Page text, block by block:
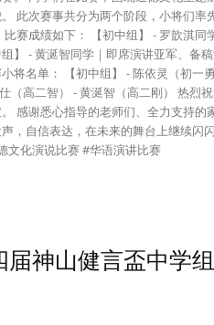
此次赛事共分为两个阶段，小将们率
赛成绩如下： 【初中组】 - 罗歆淇同
】 - 黄涎智同学｜即席演讲亚军、备
将名单： 【初中组】 - 陈依灵（初一
（高二智） - 黄涎智（高二刚） 热烈
感谢悉心指导的老师们、全力支持的
，自信表达，在未来的舞台上继续闪
化演说比赛 #华语演讲比赛
神山健言盃中学